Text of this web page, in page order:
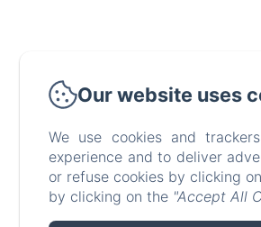
Our website uses
We use cookies and
experience and to deliver
or refuse cookies by clicking on
by clicking on the "Accept All